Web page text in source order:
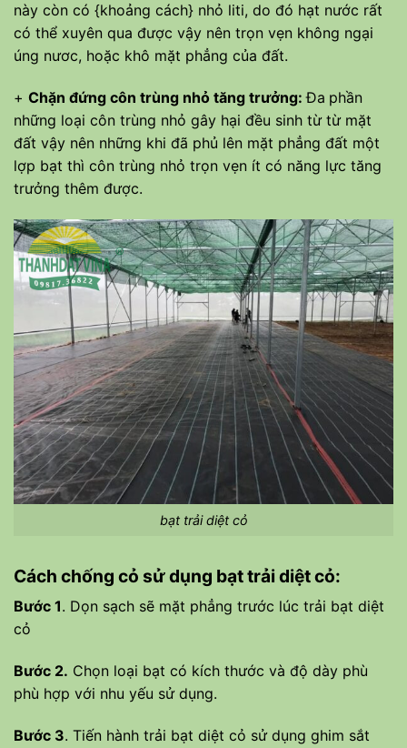
này còn có {khoảng cách} nhỏ liti, do đó hạt nước rất
có thể xuyên qua được vậy nên trọn vẹn không ngại
úng nươc, hoặc khô mặt phẳng của đất.
+ Chặn đứng côn trùng nhỏ tăng trưởng:Đa phần
những loại côn trùng nhỏ gây hại đều sinh từ từ mặt
đất vậy nên những khi đã phủ lên mặt phẳng đất một
lợp bạt thì côn trùng nhỏ trọn vẹn ít có năng lực tăng
trưởng thêm được.
bạt trải diệt cỏ
Cách chống cỏ sử dụng bạt trải diệt cỏ:
Bước 1. Dọn sạch sẽ mặt phẳng trước lúc trải bạt diệt
cỏ
Bước 2. Chọn loại bạt có kích thước và độ dày phù
phù hợp với nhu yếu sử dụng.
Bước 3. Tiến hành trải bạt diệt cỏ sử dụng ghim sắt